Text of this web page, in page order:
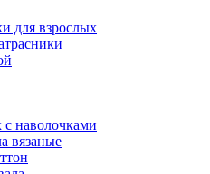
для взрослых
наволочками
вязаные